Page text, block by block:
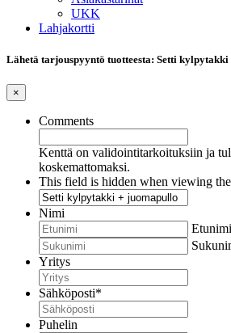
UKK
Lahjakortti
Lähetä tarjouspyyntö tuotteesta: Setti
×
Comments
Kenttä on validointitarkoituksiin ja
koskemattomaksi.
This field is hidden when viewing
Nimi
Etunimi
Yritys
Sähköposti*
Puhelin